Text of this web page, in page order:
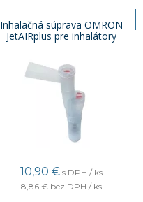
Inhalačná súprava OMRON
JetAIRplus pre inhalátory
OMRON CX-PRO, CX-3
10,90 € s DPH / ks
8,86 € bez DPH / ks